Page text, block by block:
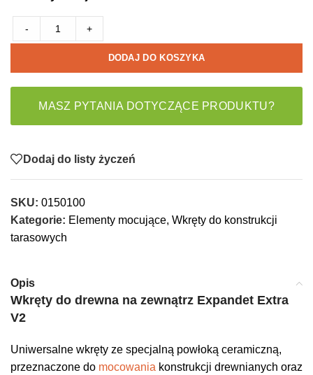
- +
DODAJ DO KOSZYKA
MASZ PYTANIA DOTYCZĄCE PRODUKTU?
Dodaj do listy życzeń
SKU: 0150100
Kategorie: Elementy mocujące, Wkręty do konstrukcji
tarasowych
Opis
Wkręty do drewna na zewnątrz Expandet Extra
V2
Uniwersalne wkręty ze specjalną powłoką ceramiczną,
przeznaczone do mocowania konstrukcji drewnianych oraz